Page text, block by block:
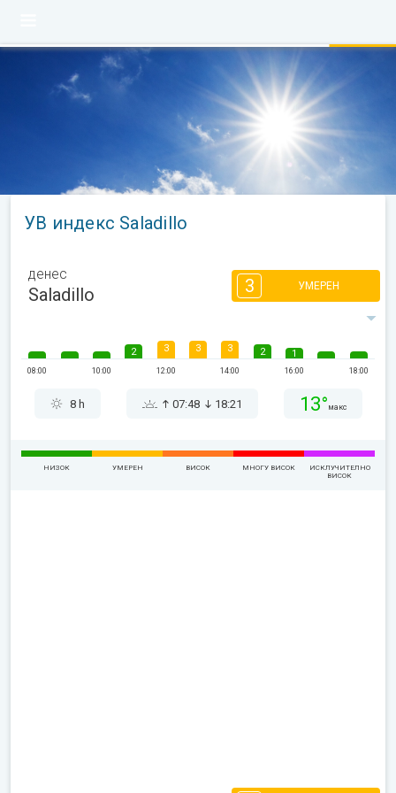
УВ индекс Saladillo
денес
Saladillo 3 УМЕРЕН
08:00 10:00
2 3
12:00
3 3
14:00
2 1
16:00 18:00
8 h 07:48 18:21 13° макс
НИЗОК УМЕРЕН ВИСОК МНОГУ ВИСОК
ИСКЛУЧИТЕЛНО
ВИСОК